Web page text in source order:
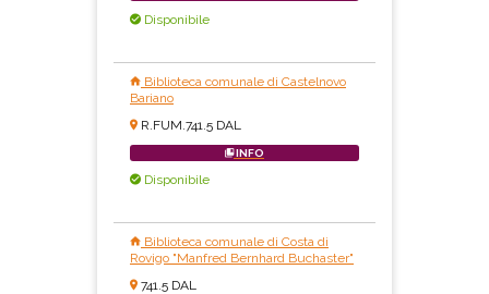
Disponibile
Biblioteca comunale di Castelnovo
Bariano
R.FUM.741.5 DAL
INFO
Disponibile
Biblioteca comunale di Costa di
Rovigo "Manfred Bernhard Buchaster"
741.5 DAL